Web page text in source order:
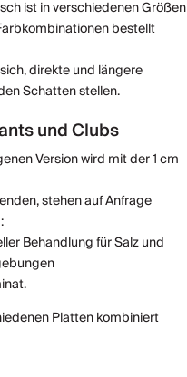
ist in verschiedenen Größen
bestellt
direkte und längere
Schatten stellen.
und Clubs
Version wird mit der 1 cm
stehen auf Anfrage
Behandlung für Salz und
Platten kombiniert